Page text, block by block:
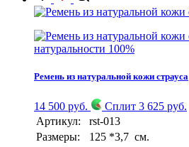
натуральности 100%
Ремень из натуральной кожи страуса
14 500 руб.
Сплит 3 625 руб.
Артикул:
rst-013
Размеры:
125 *3,7 см.